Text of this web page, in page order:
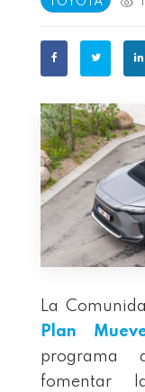
La
Plan
programa
fomentar